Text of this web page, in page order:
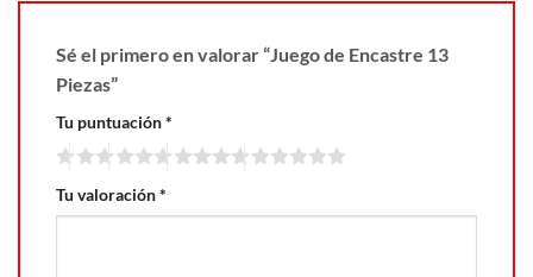
Sé el primero en valorar “Juego de Encastre 13
Piezas”
Tu puntuación*
Tu valoración*